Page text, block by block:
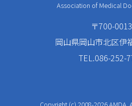
Association of Medical
〒700-0013
岡山県岡山市北区伊
TEL.086-252-